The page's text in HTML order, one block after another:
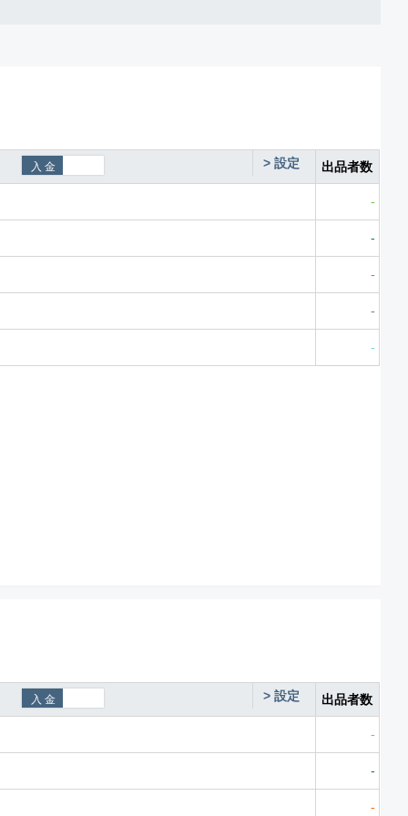
> 設定 出品者数
-
-
-
-
-
> 設定 出品者数
-
-
-